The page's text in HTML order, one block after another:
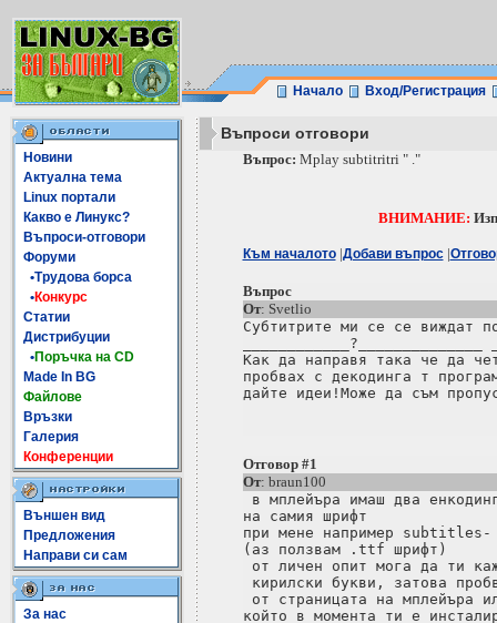
Начало Вход/Регистрация
Новини
Актуална тема
Linux портали
Какво е Линукс?
Въпроси-отговори
Форуми
•Трудова борса
•Конкурс
Статии
Дистрибуции
•Поръчка на CD
Made In BG
Файлове
Връзки
Галерия
Конференции
Външен вид
Предложения
Направи си сам
За нас
Въпроси отговори
Въпрос: Mplay subtitritri " ."
ВНИМАНИЕ:
Към началото|Добави въпрос|
Въпрос
От: Svetlio
Субтитрите ми се се виждат
Как да направя така че да
пробвах с декодинга т
Отговор #1
От: braun100
в мплейъра имаш два
на самия шрифт
при мене например
(аз ползвам .ttf шрифт)
от личен опит мога да ти
кирилски букви, затова
от страницата на мплейъра